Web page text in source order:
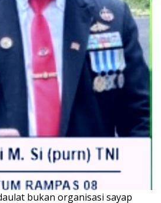
bukan organisasi sayap